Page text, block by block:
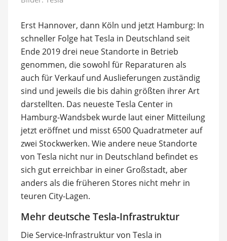
Erst Hannover, dann Köln und jetzt Hamburg: In
schneller Folge hat Tesla in Deutschland seit
Ende 2019 drei neue Standorte in Betrieb
genommen, die sowohl für Reparaturen als
auch für Verkauf und Auslieferungen zuständig
sind und jeweils die bis dahin größten ihrer Art
darstellten. Das neueste Tesla Center in
Hamburg-Wandsbek wurde laut einer Mitteilung
jetzt eröffnet und misst 6500 Quadratmeter auf
zwei Stockwerken. Wie andere neue Standorte
von Tesla nicht nur in Deutschland befindet es
sich gut erreichbar in einer Großstadt, aber
anders als die früheren Stores nicht mehr in
teuren City-Lagen.
Mehr deutsche Tesla-Infrastruktur
Die Service-Infrastruktur von Tesla in